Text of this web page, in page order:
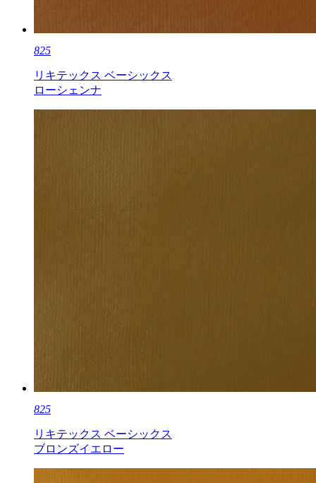
825
リキテックス ベーシックス
ローシェンナ
825
リキテックス ベーシックス
ブロンズイエロー